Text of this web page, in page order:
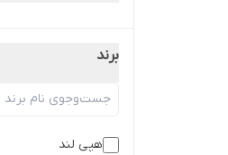
برند
هپی لند